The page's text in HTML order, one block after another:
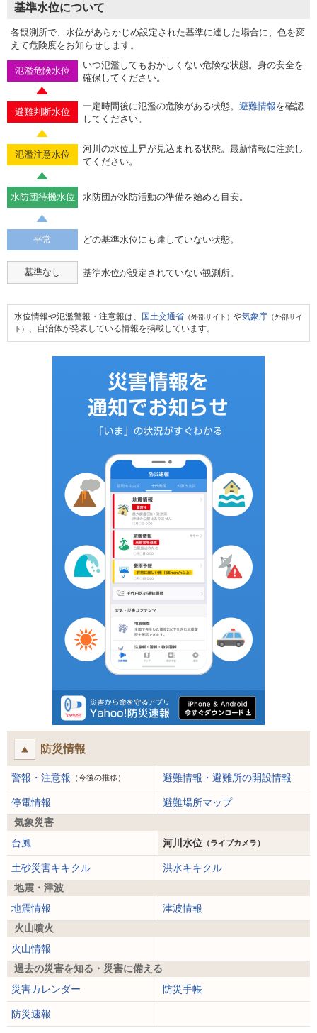
基準水位について
各観測所で、水位があらかじめ設定された基準に達した場合に、色を変
えて危険度をお知らせします。
氾濫危険水位
いつ氾濫してもおかしくない危険な状態。身の安全を
確保してください。
避難判断水位
一定時間後に氾濫の危険がある状態。 避難情報を確認
してください。
氾濫注意水位
河川の水位上昇が見込まれる状態。最新情報に注意し
てください。
水防団待機水位 水防団が水防活動の準備を始める目安。
平常 どの基準水位にも達していない状態。
基準なし 基準水位が設定されていない観測所。
水位情報や氾濫警報・注意報は、 国土交通省 （外部サイト） や気象庁 （外部サイ
ト） 、自治体が発表している情報を掲載しています。
防災情報
警報・注意報 （今後の推移） 避難情報・避難所の開設情報
停電情報
避難場所マップ
気象災害
台風
河川水位 （ライブカメラ）
土砂災害キキクル
洪水キキクル
地震・津波
地震情報
津波情報
火山噴火
火山情報
過去の災害を知る・災害に備える
災害カレンダー
防災手帳
防災速報